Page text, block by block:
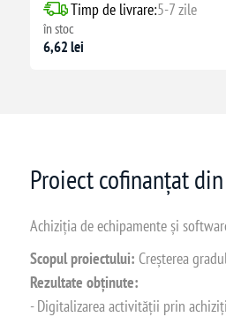
Timp de livrare:5-7 zile
în stoc
6,62 lei
Proiect cofinanțat
Achiziția de echipamente și
Scopul proiectului: Creșterea
Rezultate obținute:
- Digitalizarea activității prin